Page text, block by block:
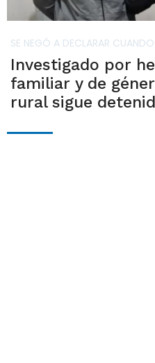
SE NEGÓ A DECLARAR
Investigado por
familiar y de
rural sigue